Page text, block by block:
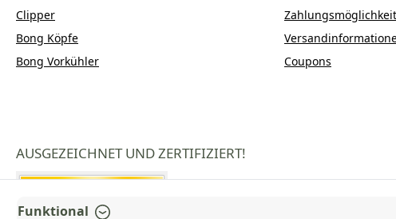
Clipper
Bong Köpfe
Bong Vorkühler
Coupons
AUSGEZEICHNET UND ZERTIFIZIERT!
Funktional